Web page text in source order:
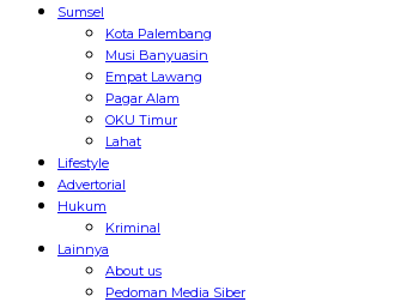
Sumsel
Kota Palembang
Musi Banyuasin
Empat Lawang
Pagar Alam
OKU Timur
Lahat
Lifestyle
Advertorial
Hukum
Kriminal
Lainnya
About us
Pedoman Media Siber